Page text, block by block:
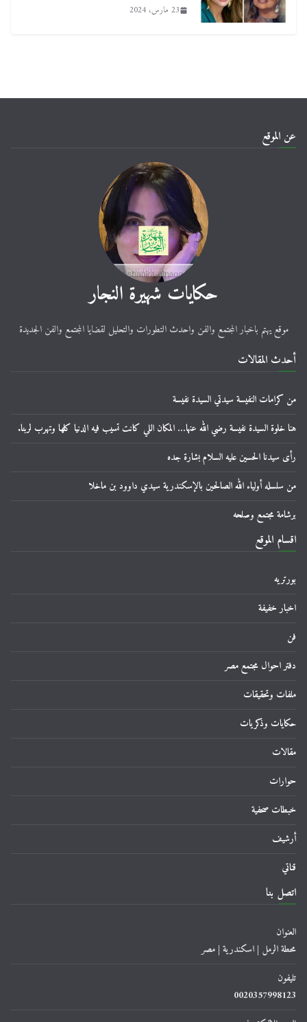
23 مارس، 2024
عن الموقع
حكايات شهيرة النجار
موقع يهتم باخبار المجتمع والفن واحدث التطورات والتحليل لقضايا المجتمع والفن الجديدة
أحدث المقالات
من كرامات النفيسة سيدتي السيدة نفيسة
هنا خلوة السيدة نفيسة رضي الله عنها… المكان اللي كانت تسيب فيه الدنيا كلها وتهرب لربنا.
رأى سيدنا الحسين عليه السلام بشارة جده
من سلسله أولياء الله الصالحين بالإسكندرية سيدي داوود بن ماخلا
برشامة مجتمع وصلحه
اقسام الموقع
بورتريه
اخبار خفيفة
فن
دفتر احوال مجتمع مصر
ملفات وتحقيقات
حكايات وذكريات
مقالات
حوارات
خبطات صحفية
أرشيف
قناتي
اتصل بنا
العنوان
محطة الرمل | اسكندرية | مصر
تليفون
0020357998123